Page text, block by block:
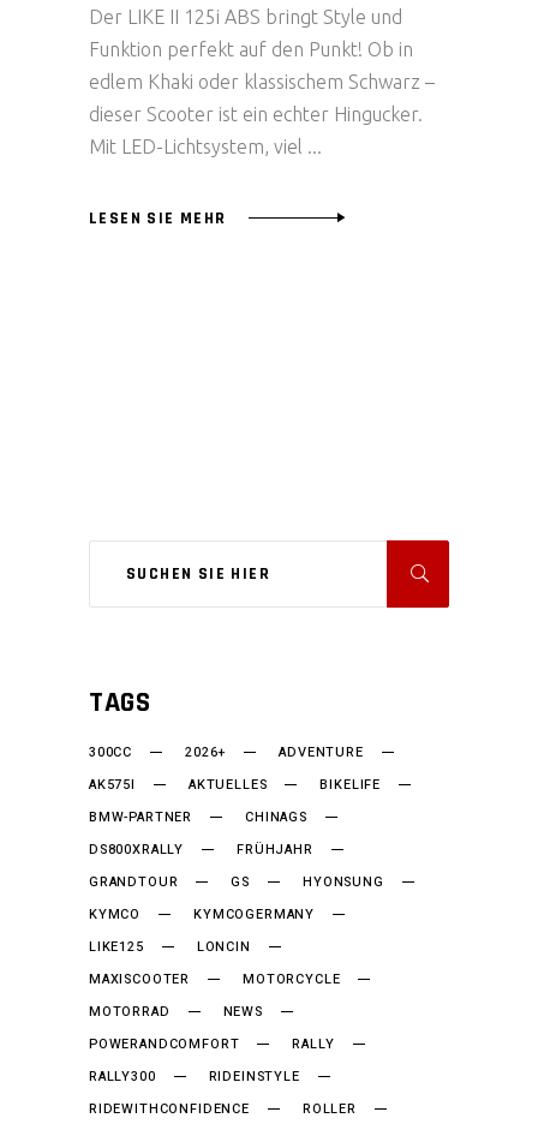
Der LIKE II 125i ABS bringt Style und
Funktion perfekt auf den Punkt! Ob in
edlem Khaki oder klassischem Schwarz –
dieser Scooter ist ein echter Hingucker.
Mit LED-Lichtsystem, viel
LESEN SIE MEHR
TAGS
300CC 2026+
ADVENTURE
AK575I
AKTUELLES
BIKELIFE
BMW-PARTNER
CHINAGS
DS800XRALLY
FRÜHJAHR
GRANDTOUR
GS
HYONSUNG
KYMCO
KYMCOGERMANY
LIKE125
LONCIN
MAXISCOOTER
MOTORCYCLE
MOTORRAD
NEWS
POWERANDCOMFORT
RALLY
RALLY300
RIDEINSTYLE
RIDEWITHCONFIDENCE
ROLLER